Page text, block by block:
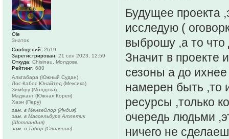
Будущее проекта
исследую (
выброшу ,а то что
Значит в проекте
сезоны а до
намерен быть ,то
ресурсы ,только
очередь людьми
ничего не
Ole
Знаток
Сообщений: 2619
Зарегистрирован: 21 сен 2023, 12:59
Откуда: Chisinau, Молдова
Рейтинг: 680
Альтабара (Южный Судан)
Лос-Кабос Юнайтед (Мексика)
Зимбру (Молдова)
Маджанг (Южная Корея)
Хаэн (Перу)
зам. в Менгейлор (Индия)
зам. в Массельбург Атлетик
(Шотландия)
зам. в Табор (Словения)